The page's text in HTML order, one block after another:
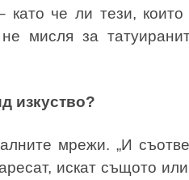
че ли тези, които
мисля за
изкуство?
мрежи. „И
искат същото